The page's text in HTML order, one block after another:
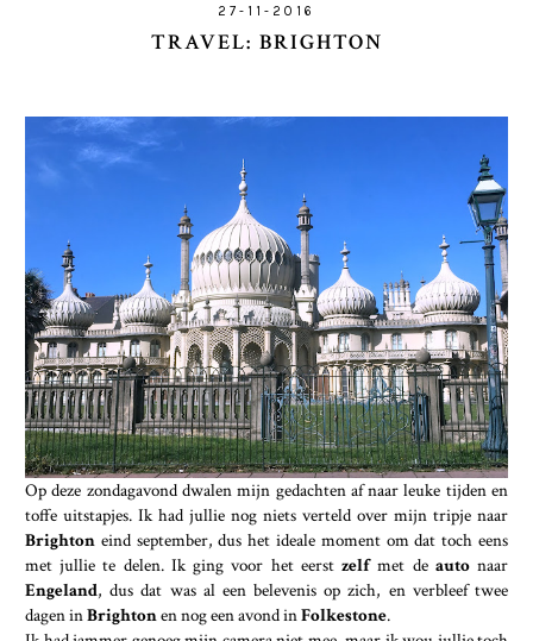
27-11-2016
TRAVEL: BRIGHTON
Op deze zondagavond dwalen mijn gedachten af naar leuke tijden en
toffe uitstapjes. Ik had jullie nog niets verteld over mijn tripje naar
Brighton eind september, dus het ideale moment om dat toch eens
met jullie te delen. Ik ging voor het eerstzelfmet de autonaar
Engeland, dus dat was al een belevenis op zich, en verbleef twee
dagen inBrightonen nog een avond inFolkestone.